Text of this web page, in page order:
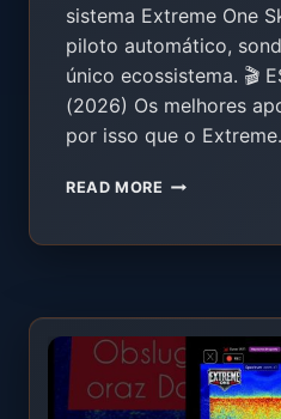
sistema Extreme One
piloto automático,
único ecossistema. 🎬
(2026) Os melhores
por isso que o
READ MORE EXTREME
AUTOMÁTICO
+
SONDA
+